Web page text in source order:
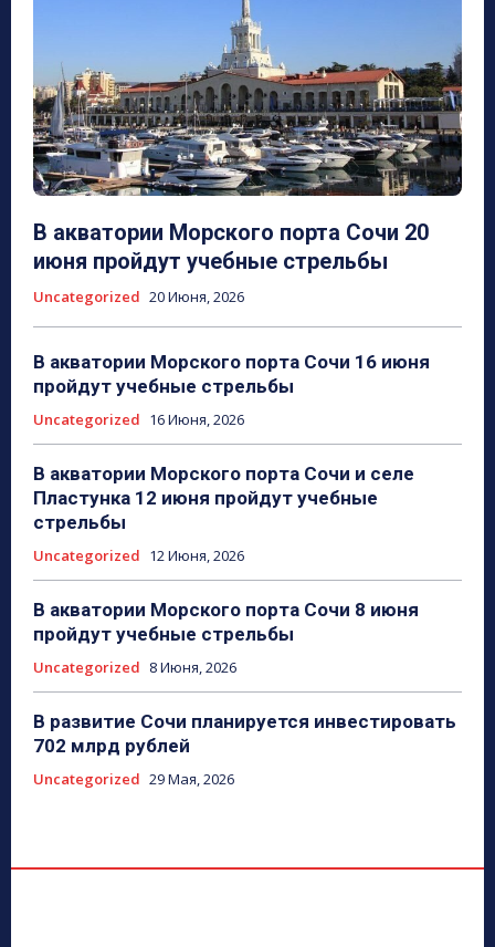
В акватории Морского порта Сочи 20
июня пройдут учебные стрельбы
Uncategorized 20 Июня, 2026
В акватории Морского порта Сочи 16 июня
пройдут учебные стрельбы
Uncategorized 16 Июня, 2026
В акватории Морского порта Сочи и селе
Пластунка 12 июня пройдут учебные
стрельбы
Uncategorized 12 Июня, 2026
В акватории Морского порта Сочи 8 июня
пройдут учебные стрельбы
Uncategorized 8 Июня, 2026
В развитие Сочи планируется инвестировать
702 млрд рублей
Uncategorized 29 Мая, 2026